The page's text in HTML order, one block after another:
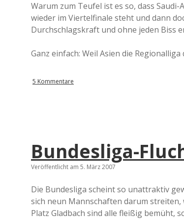
Warum zum Teufel ist es so, dass
wieder im Viertelfinale steht und dann
Durchschlagskraft und ohne jeden Biss
Ganz einfach: Weil Asien die
5 Kommentare
Bundesliga-
Veröffentlicht am 5. März 2007
Die Bundesliga scheint so unattraktiv
sich neun Mannschaften darum
Platz Gladbach sind alle fleißig bemüht,